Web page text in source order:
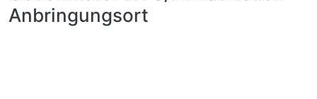
Anbringungsort